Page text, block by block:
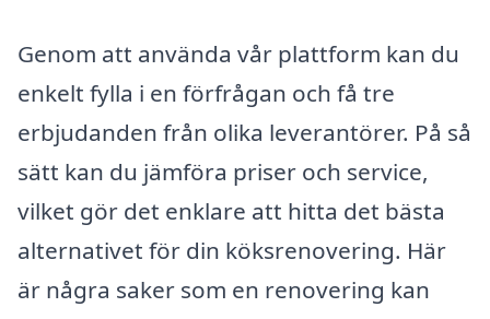
Genom att använda vår plattform kan du
enkelt fylla i en förfrågan och få tre
erbjudanden från olika leverantörer. På så
sätt kan du jämföra priser och service,
vilket gör det enklare att hitta det bästa
alternativet för din köksrenovering. Här
är några saker som en renovering kan